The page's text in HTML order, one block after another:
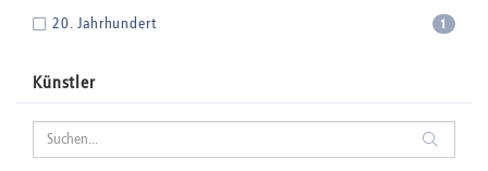
1
20. Jahrhundert
Künstler